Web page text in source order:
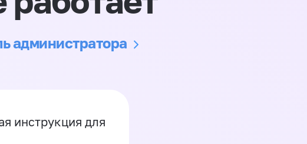
администратора
инструкция для